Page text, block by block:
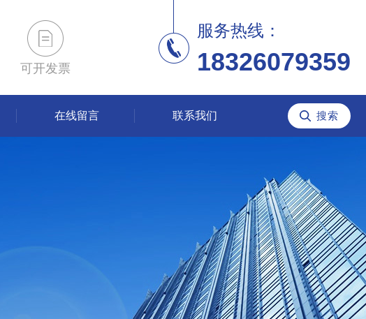
可开发票
服务热线：
18326079359
在线留言 联系我们